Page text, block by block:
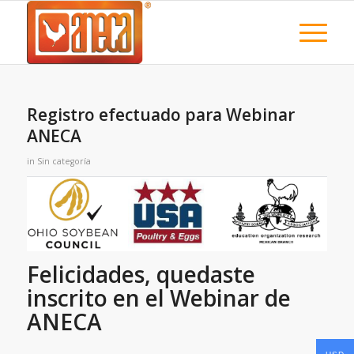
Registro efectuado para Webinar
ANECA
in Sin categoría
Felicidades, quedaste
inscrito en el Webinar de
ANECA